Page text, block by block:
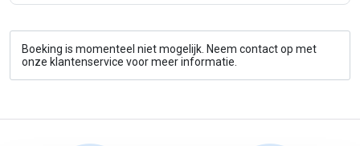
Boeking is momenteel niet mogelijk. Neem contact op met
onze klantenservice voor meer informatie.